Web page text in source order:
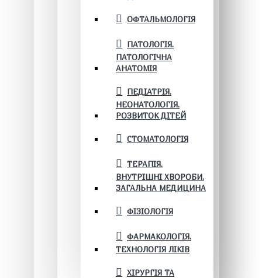
ОФТАЛЬМОЛОГІЯ
ПАТОЛОГІЯ.
ПАТОЛОГІЧНА
АНАТОМІЯ
ПЕДІАТРІЯ.
НЕОНАТОЛОГІЯ.
РОЗВИТОК ДІТЕЙ
СТОМАТОЛОГІЯ
ТЕРАПІЯ.
ВНУТРІШНІ ХВОРОБИ.
ЗАГАЛЬНА МЕДИЦИНА
ФІЗІОЛОГІЯ
ФАРМАКОЛОГІЯ.
ТЕХНОЛОГІЯ ЛІКІВ
ХІРУРГІЯ ТА